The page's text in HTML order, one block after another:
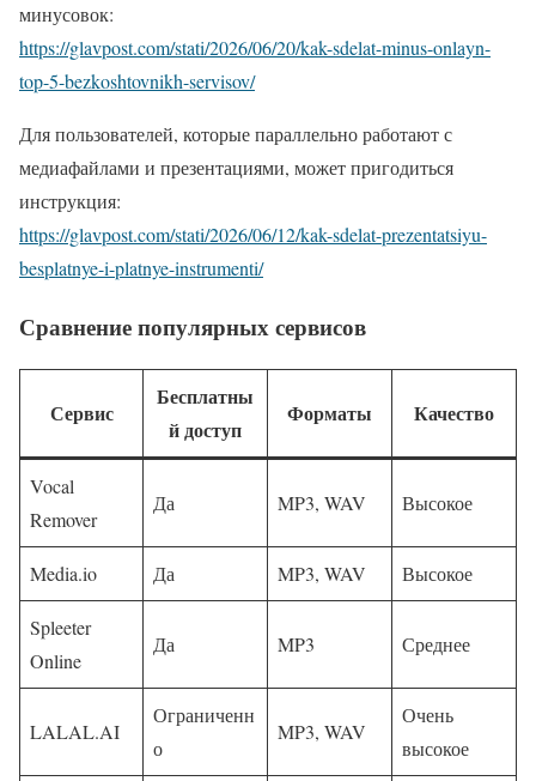
минусовок:
https://glavpost.com/stati/2026/06/20/kak-sdelat-minus-onlayn-
top-5-bezkoshtovnikh-servisov/
Для пользователей, которые параллельно работают с
медиафайлами и презентациями, может пригодиться
инструкция:
https://glavpost.com/stati/2026/06/12/kak-sdelat-prezentatsiyu-
besplatnye-i-platnye-instrumenti/
Сравнение популярных сервисов
Сервис
Бесплатны
й доступ
Форматы Качество
Vocal
Remover
Да MP3, WAV Высокое
Media.io Да MP3, WAV Высокое
Spleeter
Online
Да MP3 Среднее
LALAL.AI
Ограниченн
о
MP3, WAV
Очень
высокое